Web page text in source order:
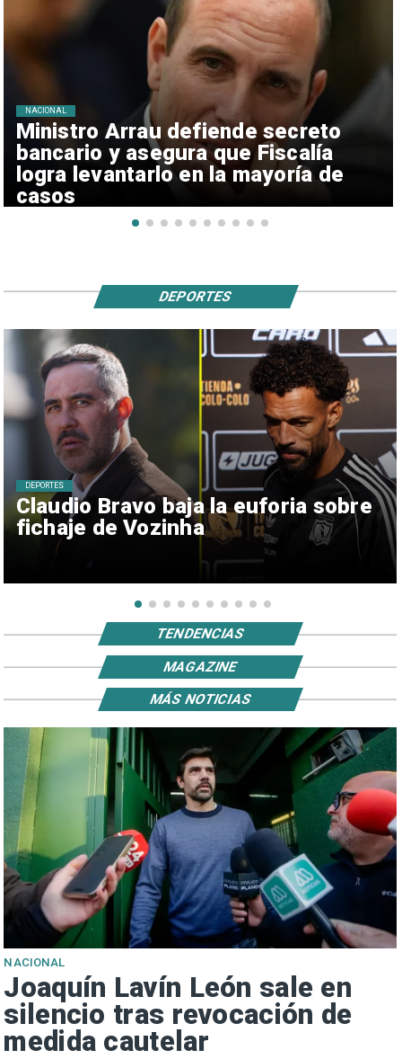
Ministro Arrau defiende secreto
bancario y asegura que Fiscalía
logra levantarlo en la mayoría de
casos
NACIONAL
Claudio Bravo baja la euforia sobre
fichaje de Vozinha
DEPORTES
DEPORTES
TENDENCIAS
MAGAZINE
NACIONAL
Joaquín Lavín León sale en
silencio tras revocación de
medida cautelar
MÁS NOTICIAS